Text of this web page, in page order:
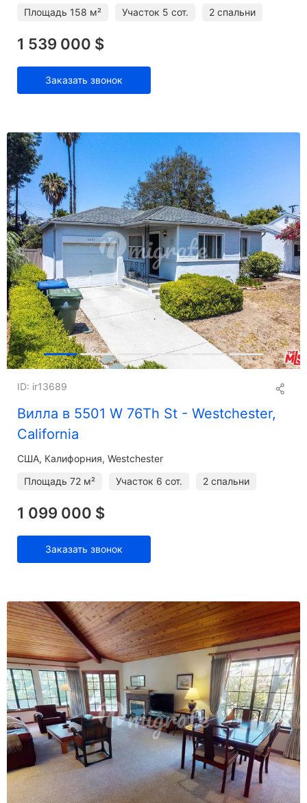
Площадь 158 м² Участок 5 сот. 2 спальни
1 539 000 $
Заказать звонок
Вилла в 5501 W 76Th St - Westchester,
California
ID: ir13689
США, Калифорния, Westchester
Площадь 72 м² Участок 6 сот. 2 спальни
1 099 000 $
Заказать звонок